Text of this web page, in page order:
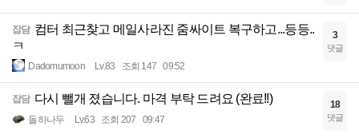
잡담 컴터 최근찾고 메일사라진 줌싸이트 복구하고...등등..
ㅋ
Dadomumoon Lv.83 조회 147 09:52
3
댓글
잡담 다시 뺄개 졌습니다. 마격 부탁 드려요 (완료!!)
돌하나두 Lv.63 조회 207 09:47
18
댓글